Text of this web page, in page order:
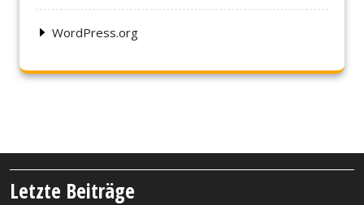
WordPress.org
Letzte Beiträge